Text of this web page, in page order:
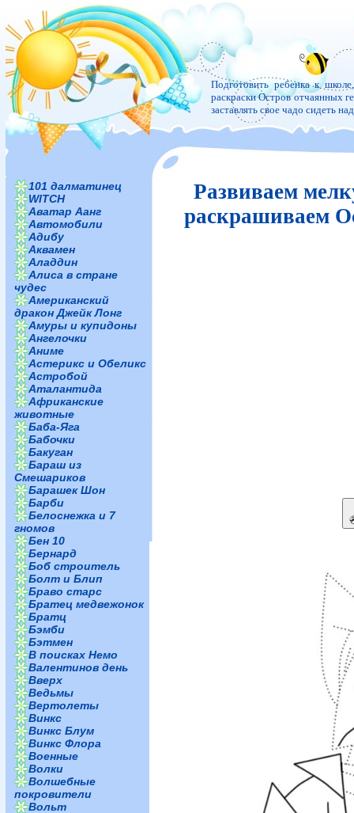
Подготовить ребенка к
раскраски Остров отчаянных
заставлять свое чадо сидеть
101 далматинец
WITCH
Аватар Аанг
Автомобили
Адибу
Аквамен
Аладдин
Алиса в стране
чудес
Американский
дракон Джейк Лонг
Амуры и купидоны
Ангелочки
Аниме
Астерикс и Обеликс
Астробой
Аталантида
Африканские
животные
Баба-Яга
Бабочки
Бакуган
Бараш из
Смешариков
Барашек Шон
Барби
Белоснежка и 7
гномов
Бен 10
Бернард
Боб строитель
Болт и Блип
Браво старс
Братец медвежонок
Братц
Бэмби
Бэтмен
В поисках Немо
Валентинов день
Вверх
Ведьмы
Вертолеты
Винкс
Винкс Блум
Винкс Флора
Военные
Волки
Волшебные
покровители
Вольт
Развиваем
раскрашиваем